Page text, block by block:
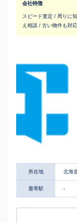
会社特徴
スピード査定 / 周りに
え相談 / 古い物件も対
所在地 北海
最寄駅 -